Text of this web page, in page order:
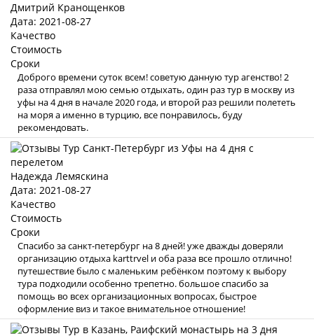
Дмитрий Кранощенков
Дата: 2021-08-27
Качество
Стоимость
Сроки
Доброго времени суток всем! советую данную тур агенство! 2
раза отправлял мою семью отдыхать, один раз тур в москву из
уфы на 4 дня в начале 2020 года, и второй раз решили полететь
на моря а именно в турцию, все понравилось, буду
рекомендовать.
Надежда Лемяскина
Дата: 2021-08-27
Качество
Стоимость
Сроки
Спасибо за санкт-петербург на 8 дней! уже дважды доверяли
организацию отдыха karttrvel и оба раза все прошло отлично!
путешествие было с маленьким ребёнком поэтому к выбору
тура подходили особенно трепетно. большое спасибо за
помощь во всех организационных вопросах, быстрое
оформление виз и такое внимательное отношение!